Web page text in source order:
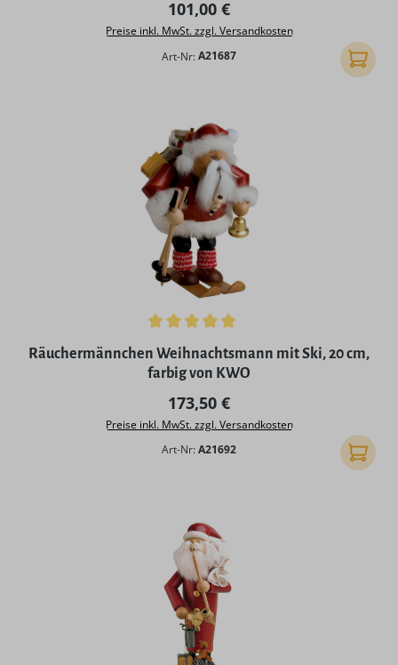
Regulärer Preis:
101,00 €
Preise inkl. MwSt. zzgl. Versandkosten
Art-Nr:A21687 In den
Durchschnittliche Bewertung von 5 von 5 Sternen
Räuchermännchen Weihnachtsmann mit Ski, 20 cm,
farbig von KWO
Regulärer Preis:
173,50 €
Preise inkl. MwSt. zzgl. Versandkosten
Art-Nr:A21692 In den